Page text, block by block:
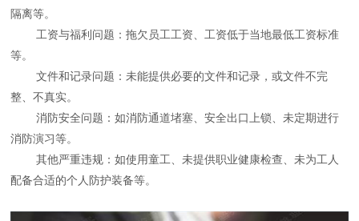
隔离等。
工资与福利问题：拖欠员工工资、工资低于当地最低工资标准
等。
文件和记录问题：未能提供必要的文件和记录，或文件不完
整、不真实。
消防安全问题：如消防通道堵塞、安全出口上锁、未定期进行
消防演习等。
其他严重违规：如使用童工、未提供职业健康检查、未为工人
配备合适的个人防护装备等。